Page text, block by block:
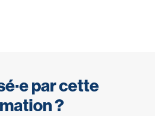
par cette
?